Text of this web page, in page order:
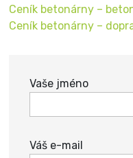
Ceník betonárny –
Ceník betonárny –
Vaše jméno
Váš e-mail